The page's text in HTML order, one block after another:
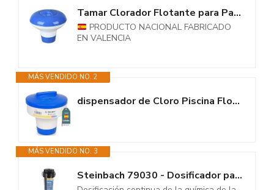
Tamar Clorador Flotante para Pastillas de 20 grs, Especial Mini...
PRODUCTO NACIONAL FABRICADO
EN VALENCIA
MÁS VENDIDO NO. 2
dispensador de Cloro Piscina Flotante - Dosificador Ajustable, Mediano para...
MÁS VENDIDO NO. 3
Steinbach 79030 - Dosificador para Piscinas